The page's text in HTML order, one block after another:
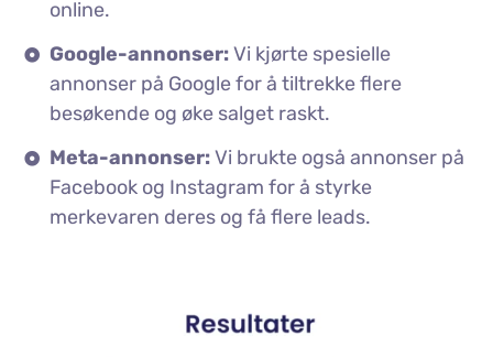
online.
Google-annonser:Vi kjørte spesielle
annonser på Google for å tiltrekke flere
besøkende og øke salget raskt.
Meta-annonser:Vi brukte også annonser på
Facebook og Instagram for å styrke
merkevaren deres og få flere leads.